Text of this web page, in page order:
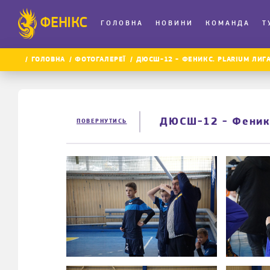
ФЕНІКС ГОЛОВНА НОВИНИ КОМАНДА
ГОЛОВНА ФОТОГАЛЕРЕЇ ДЮСШ-12 - ФЕНИКС. PLARIUM
ПОВЕРНУТИСЬ ДЮСШ-12 -